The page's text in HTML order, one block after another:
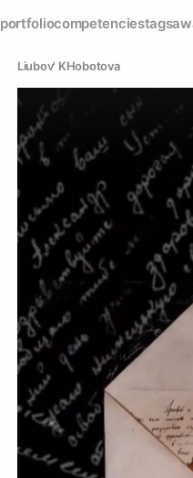
portfoliocompetenciestags
Liubov' KHobotova